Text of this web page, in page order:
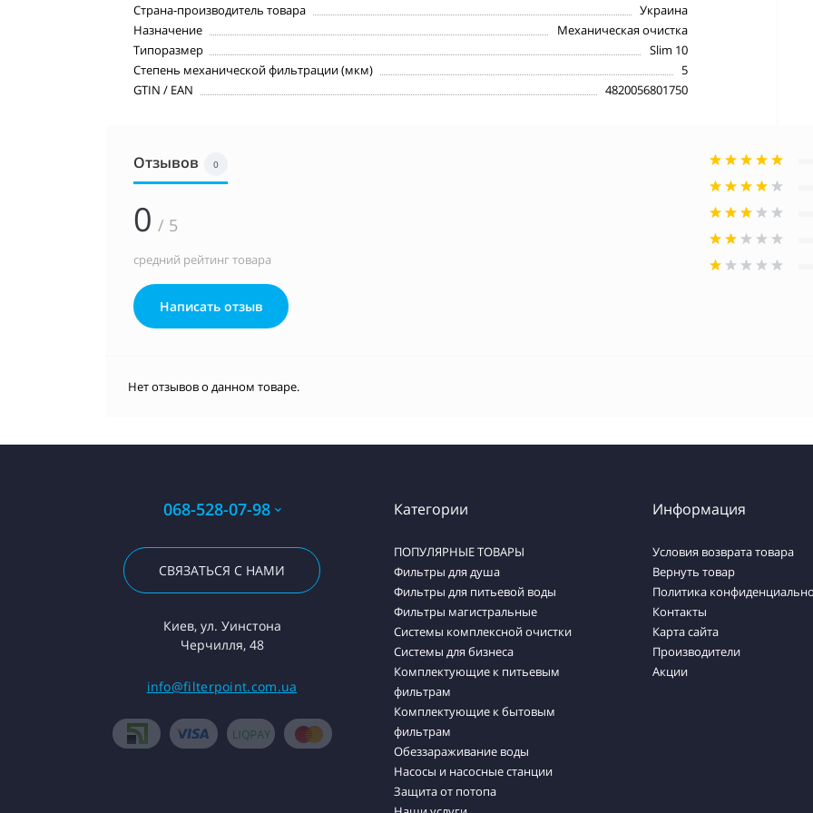
Страна-производитель товара
Украина
Назначение
Механическая очистка
Типоразмер
Slim 10
Степень механической фильтрации (мкм)
5
GTIN / EAN
4820056801750
Отзывов 0
0 / 5
средний рейтинг товара
Написать отзыв
Нет отзывов о данном товаре.
068-528-07-98
СВЯЗАТЬСЯ С НАМИ
Киев, ул. Уинстона
Черчилля, 48
info@filterpoint.com.ua
Категории
ПОПУЛЯРНЫЕ ТОВАРЫ
Фильтры для душа
Фильтры для питьевой воды
Фильтры магистральные
Системы комплексной очистки
Системы для бизнеса
Комплектующие к питьевым
фильтрам
Комплектующие к бытовым
фильтрам
Обеззараживание воды
Насосы и насосные станции
Защита от потопа
Информация
Условия возврата товара
Вернуть товар
Политика
Контакты
Карта сайта
Производители
Акции